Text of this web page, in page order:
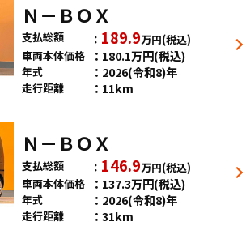
Ｎ－ＢＯＸ
支払総額 189.9万円(税込)
車両本体価格
180.1万円(税込)
年式 2026(令和8)年
走行距離 11km
Ｎ－ＢＯＸ
支払総額 146.9万円(税込)
車両本体価格
137.3万円(税込)
年式 2026(令和8)年
走行距離 31km